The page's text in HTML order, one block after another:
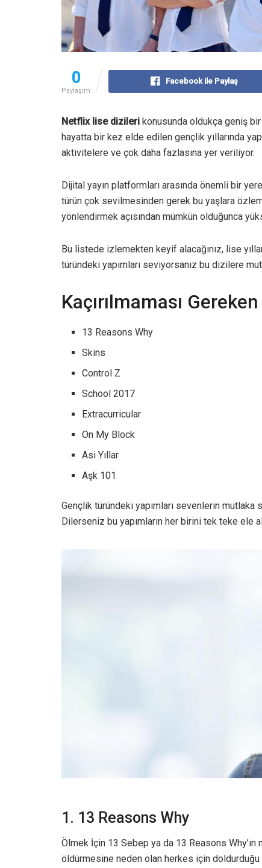
0
Paylaşım
Facebook ile Paylaş
Netflix lise dizileri konusunda oldukça geniş
hayatta bir kez elde edilen gençlik yıllarında
aktivitelere ve çok daha fazlasına yer veriliyor.
Dijital yayın platformları arasında önemli bir
türün çok sevilmesinden gerek bu yaşlara
yönlendirmek açısından mümkün olduğunca
Bu listede izlemekten keyif alacağınız, lise
türündeki yapımları seviyorsanız bu dizilere
Kaçırılmaması
13 Reasons Why
Skins
Control Z
School 2017
Extracurricular
On My Block
Asi Yıllar
Aşk 101
Gençlik türündeki yapımları sevenlerin
Dilerseniz bu yapımların her birini tek teke ele
1. 13 Reasons Why
Ölmek İçin 13 Sebep ya da 13 Reasons
öldürmesine neden olan herkes için